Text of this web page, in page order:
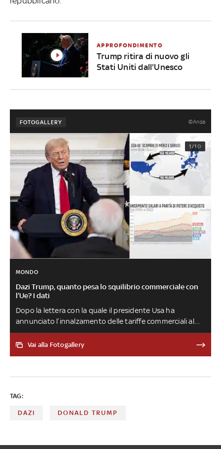
APPROFONDIMENTO
Trump ritira di nuovo gli
Stati Uniti dall'Unesco
FOTOGALLERY ©Ansa
1/10
MONDO
Dazi Trump, quanto pesa lo squilibrio commerciale con
l’Ue? I dati
Dopo la lettera con la quale il presidente Usa ha
annunciato l’innalzamento delle tariffe commerciali al
30%, a partire dal 1° agosto, l’Unione Europea punta a
siglare un accordo negoziato “equo”. In caso di un nulla
di questo si è parlato a “Numeri”, approfondimento di
Vai alla Fotogallery
TAG:
DAZI DONALD TRUMP